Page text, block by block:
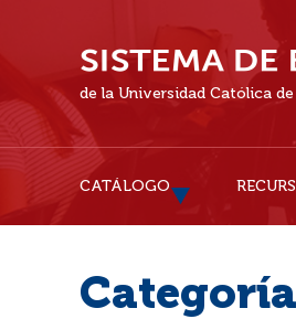
de la Universidad Católica de
CATÁLOGO